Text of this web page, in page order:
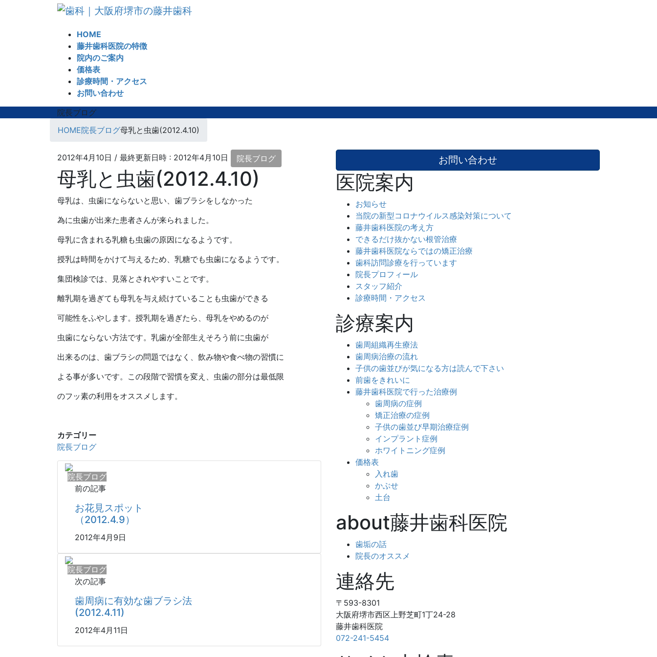
HOME
藤井歯科医院の特徴
院内のご案内
価格表
診療時間・アクセス
お問い合わせ
院長ブログ
HOME院長ブログ母乳と虫歯(2012.4.10)
2012年4月10日 / 最終更新日時 : 2012年4月10日 院長ブログ
母乳と虫歯(2012.4.10)
母乳は、虫歯にならないと思い、歯ブラシをしなかった
為に虫歯が出来た患者さんが来られました。
母乳に含まれる乳糖も虫歯の原因になるようです。
授乳は時間をかけて与えるため、乳糖でも虫歯になるようです。
集団検診では、見落とされやすいことです。
離乳期を過ぎても母乳を与え続けていることも虫歯ができる
可能性をふやします。授乳期を過ぎたら、母乳をやめるのが
虫歯にならない方法です。乳歯が全部生えそろう前に虫歯が
出来るのは、歯ブラシの問題ではなく、飲み物や食べ物の習慣に
よる事が多いです。この段階で習慣を変え、虫歯の部分は最低限
のフッ素の利用をオススメします。
カテゴリー
院長ブログ
院長ブログ
前の記事
お花見スポット
（2012.4.9）
2012年4月9日
院長ブログ
次の記事
歯周病に有効な歯ブラシ法
(2012.4.11)
2012年4月11日
お問い合わせ
医院案内
お知らせ
当院の新型コロナウイルス感染対策について
藤井歯科医院の考え方
できるだけ抜かない根管治療
藤井歯科医院ならではの矯正治療
歯科訪問診療を行っています
院長プロフィール
スタッフ紹介
診療時間・アクセス
診療案内
歯周組織再生療法
歯周病治療の流れ
子供の歯並びが気になる方は読んで下さい
前歯をきれいに
藤井歯科医院で行った治療例
歯周病の症例
矯正治療の症例
子供の歯並び早期治療症例
インプラント症例
ホワイトニング症例
価格表
入れ歯
かぶせ
土台
about藤井歯科医院
歯垢の話
院長のオススメ
連絡先
〒593-8301
大阪府堺市西区上野芝町1丁24-28
藤井歯科医院
072-241-5454